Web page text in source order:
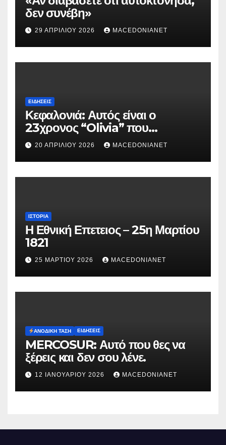
δεν συνέβη»
29 ΑΠΡΙΛΊΟΥ 2026 MACEDONIANET
ΕΙΔΉΣΕΙΣ
Κεφαλονιά: Αυτός είναι ο
23χρονος “Olivia” που
κατηγορείται για τον θάνατο της
Μυρτούς
20 ΑΠΡΙΛΊΟΥ 2026 MACEDONIANET
ΙΣΤΟΡΊΑ
Η Εθνική Επετειος – 25η Μαρτίου
1821
25 ΜΑΡΤΊΟΥ 2026 MACEDONIANET
ΑΝΟΔΙΚΉ ΤΆΣΗ ΕΙΔΉΣΕΙΣ
MERCOSUR: Αυτό που θες να
ξέρεις και δεν σου λένε.
12 ΙΑΝΟΥΑΡΊΟΥ 2026 MACEDONIANET